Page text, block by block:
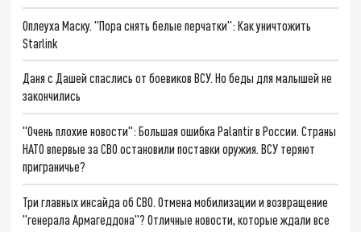
Оплеуха Маску. "Пора снять белые перчатки": Как уничтожить
Starlink
Даня с Дашей спаслись от боевиков ВСУ. Но беды для малышей не
закончились
"Очень плохие новости": Большая ошибка Palantir в России. Страны
НАТО впервые за СВО остановили поставки оружия. ВСУ теряют
приграничье?
Три главных инсайда об СВО. Отмена мобилизации и возвращение
"генерала Армагеддона"? Отличные новости, которые ждали все